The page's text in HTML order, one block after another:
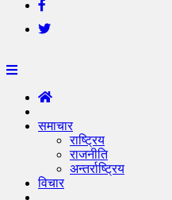
समाचार
राष्ट्रिय
राजनीति
अन्तर्राष्ट्रिय
विचार